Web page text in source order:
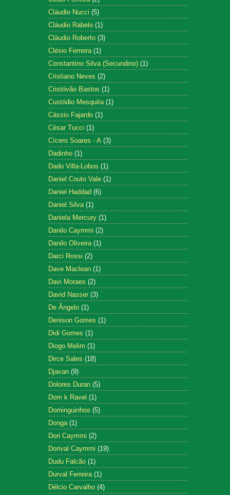
Cláudio Nucci (5)
Cláudio Rabelo (1)
Cláudio Roberto (3)
Clésio Ferreira (1)
Constantino Silva (Secundino) (1)
Cristiano Neves (2)
Cristóvão Bastos (1)
Custódio Mesquita (1)
Cássio Fajardo (1)
César Tucci (1)
Cícero Soares - A (3)
Dadinho (1)
Dado Villa-Lobos (1)
Daniel Couto Vale (1)
Daniel Haddad (6)
Daniel Silva (1)
Daniela Mercury (1)
Danilo Caymmi (2)
Danilo Oliveira (1)
Darci Rossi (2)
Dave Maclean (1)
Davi Moraes (2)
David Nasser (3)
De Ângelo (1)
Denison Gomes (1)
Didi Gomes (1)
Diogo Melim (1)
Dirce Sales (18)
Djavan (9)
Dolores Duran (5)
Dom k Ravel (1)
Dominguinhos (5)
Donga (1)
Dori Caymmi (2)
Dorival Caymmi (19)
Dudu Falcão (1)
Durval Ferreira (1)
Délcio Carvalho (4)